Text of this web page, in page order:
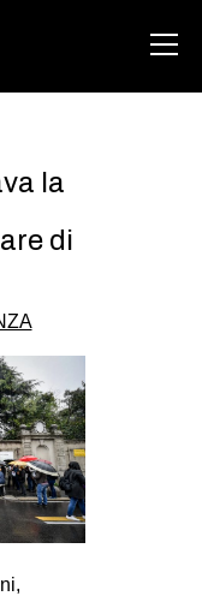
la
di